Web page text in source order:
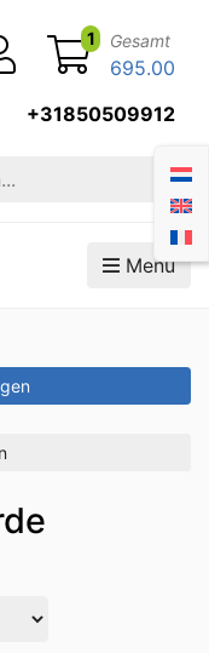
+31850509912
1 Gesamt
695.00
Menü